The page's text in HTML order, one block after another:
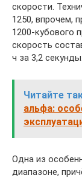
скорости.
1250, впрочем,
1200-кубового
скорость
ч за 3,2 секунды.
Читайте
альфа:
Одна из
диапазоне,